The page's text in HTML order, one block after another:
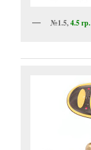
№1.5,4.5 гр.